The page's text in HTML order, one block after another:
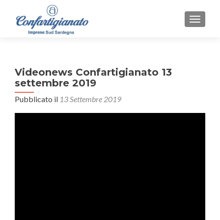
Videonews Confartigianato 13
settembre 2019
Pubblicato il 13 Settembre 2019